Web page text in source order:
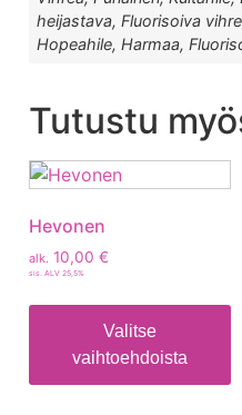
heijastava, Fluorisoiva
Hopeahile, Harmaa,
Tutustu
Hevonen
alk. 10,00 €
sis. ALV 25,5%
Valitse
vaihtoehdoista